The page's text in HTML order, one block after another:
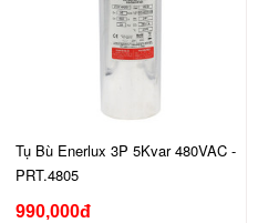
Tụ Bù Enerlux 3P 5Kvar 480VAC -
PRT.4805
990,000đ